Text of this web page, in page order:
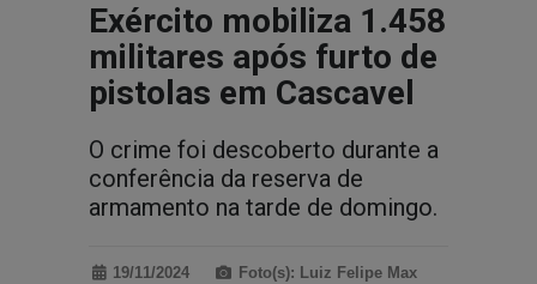
Exército mobiliza 1.458
militares após furto de
pistolas em Cascavel
O crime foi descoberto durante a
conferência da reserva de
armamento na tarde de domingo.
19/11/2024
Foto(s): Luiz Felipe Max